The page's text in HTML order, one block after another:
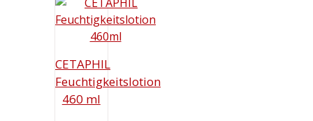
12,99 €.
CETAPHIL
Feuchtigkeitslotion
460 ml